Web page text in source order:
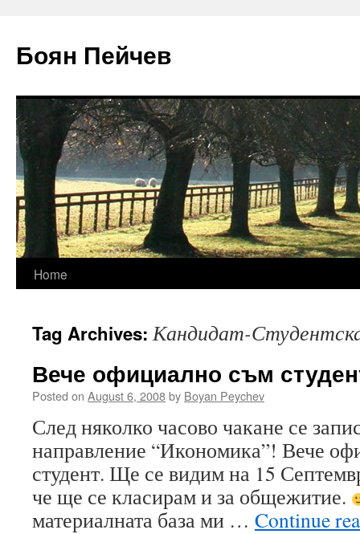
Боян Пейчев
Skip
content
Home
Tag Archives:Кандидат-
Вече официално съм
Posted on August 6, 2008by Boyan Peychev
След няколко часово чакане се
направление “Икономика”! Вече
студент. Ще се видим на 15
че ще се класирам и за общежитие.
материалната база ми … Continue